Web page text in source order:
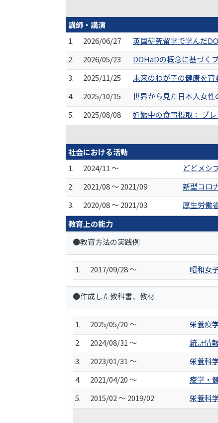
講師・講演
1.
2026/06/27
英国研究留学で学んだ
2.
2026/05/23
DOHaDの概念に基づく
3.
2025/11/25
未来のわが子の健康を
4.
2025/10/15
世界から見た日本人女
5.
2025/08/08
妊娠中の食事摂取： プ
社会における活動
1.
2024/11 ～
どどメシ
2.
2021/08 ～ 2021/09
新型コロ
3.
2020/08 ～ 2021/03
厚生労働
教育上の能力
●教育方法の実践例
1. 2017/09/28 ～ 昭和女
●作成した教科書、教材
1. 2025/05/20 ～
栄養疫
2.
2024/08/31 ～
統計情
3.
2023/01/31 ～
栄養科
4.
2021/04/20 ～
疫学・
5.
2015/02 ～ 2019/02
栄養科